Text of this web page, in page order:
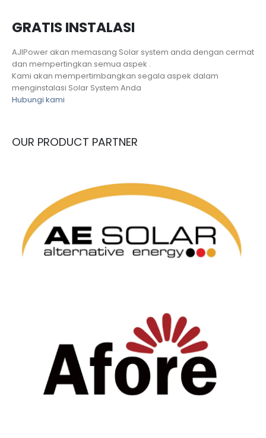
GRATIS INSTALASI
AJIPower akan memasang Solar system anda dengan cermat
dan mempertingkan semua aspek .
Kami akan mempertimbangkan segala aspek dalam
menginstalasi Solar System Anda
Hubungi kami
OUR PRODUCT PARTNER